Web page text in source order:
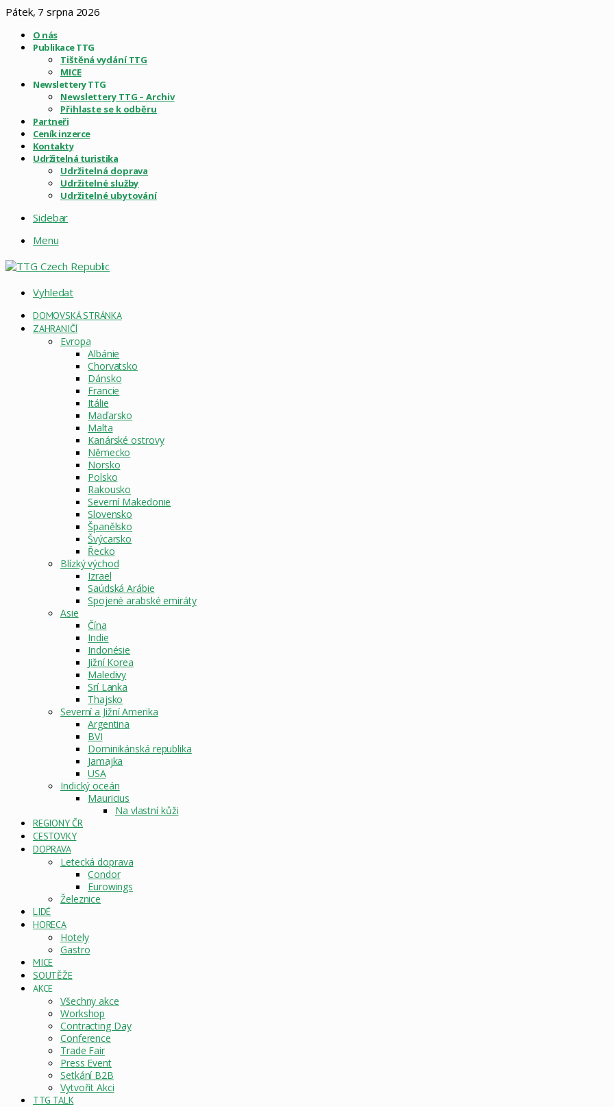
Pátek, 7 srpna 2026
O nás
Publikace TTG
Tištěná vydání TTG
MICE
Newslettery TTG
Newslettery TTG – Archiv
Přihlaste se k odběru
Partneři
Ceník inzerce
Kontakty
Udržitelná turistika
Udržitelná doprava
Udržitelné služby
Udržitelné ubytování
Sidebar
Menu
Vyhledat
DOMOVSKÁ STRÁNKA
ZAHRANIČÍ
Evropa
Albánie
Chorvatsko
Dánsko
Francie
Itálie
Maďarsko
Malta
Kanárské ostrovy
Německo
Norsko
Polsko
Rakousko
Severní Makedonie
Slovensko
Španělsko
Švýcarsko
Řecko
Blízký východ
Izrael
Saúdská Arábie
Spojené arabské emiráty
Asie
Čína
Indie
Indonésie
Jižní Korea
Maledivy
Srí Lanka
Thajsko
Severní a Jižní Amerika
Argentina
BVI
Dominikánská republika
Jamajka
USA
Indický oceán
Mauricius
Na vlastní kůži
REGIONY ČR
CESTOVKY
DOPRAVA
Letecká doprava
Condor
Eurowings
Železnice
LIDÉ
HORECA
Hotely
Gastro
MICE
SOUTĚŽE
AKCE
Všechny akce
Workshop
Contracting Day
Conference
Trade Fair
Press Event
Setkání B2B
Vytvořit Akci
TTG TALK